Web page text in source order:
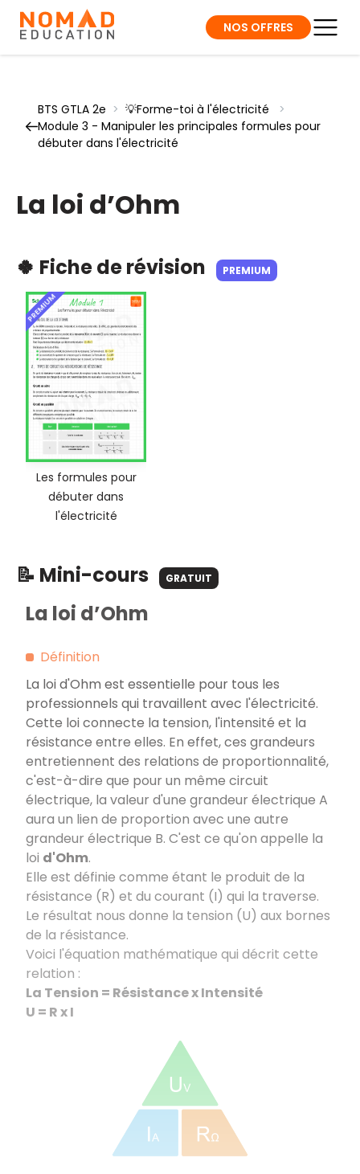
NOS OFFRES
BTS GTLA 2e > 💡Forme-toi à l'électricité
>
Module 3 - Manipuler les principales formules pour
débuter dans l'électricité
La loi d’Ohm
🍀 Fiche de révision PREMIUM
PREMIUM
Les formules pour
débuter dans
l'électricité
📝 Mini-cours GRATUIT
La loi d’Ohm
Définition
La loi d'Ohm est essentielle pour tous les
professionnels qui travaillent avec l'électricité.
Cette loi connecte la tension, l'intensité et la
résistance entre elles. En effet, ces grandeurs
entretiennent des relations de proportionnalité,
c'est-à-dire que pour un même circuit
électrique, la valeur d'une grandeur électrique A
aura un lien de proportion avec une autre
grandeur électrique B. C'est ce qu'on appelle la
loi d'Ohm.
Elle est définie comme étant le produit de la
résistance (R) et du courant (I) qui la traverse.
Le résultat nous donne la tension (U) aux bornes
de la résistance.
Voici l'équation mathématique qui décrit cette
relation :
La Tension = Résistance x Intensité
U = R x I